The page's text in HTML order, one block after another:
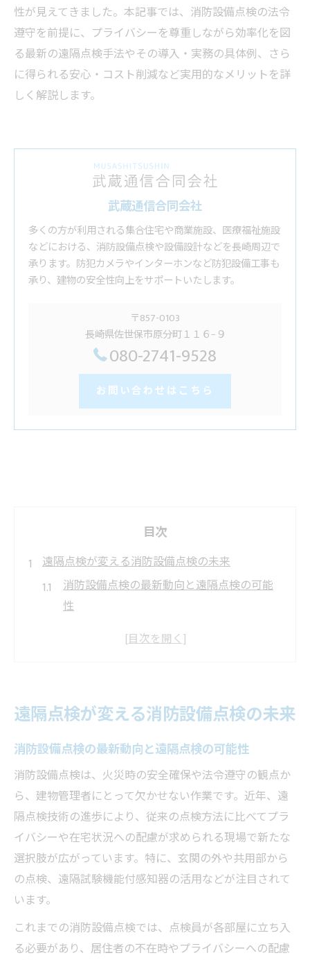
性が見えてきました。本記事では、消防設備点検の法令
遵守を前提に、プライバシーを尊重しながら効率化を図
る最新の遠隔点検手法やその導入・実務の具体例、さら
に得られる安心・コスト削減など実用的なメリットを詳
しく解説します。
武蔵通信合同会社
多くの方が利用される集合住宅や商業施設、医療福祉施設
などにおける、消防設備点検や設備設計などを長崎周辺で
承ります。防犯カメラやインターホンなど防犯設備工事も
承り、建物の安全性向上をサポートいたします。
〒857-0103
長崎県佐世保市原分町１１６−９
080-2741-9528
お問い合わせはこちら
目次
遠隔点検が変える消防設備点検の未来
消防設備点検の最新動向と遠隔点検の可能
性
遠隔点検導入で建物管理がどう変わるか
消防設備点検のデジタル化で得られる安心
感
プライバシー重視の新時代点検方法とは
消防設備点検でプライバシーを守る工夫と
実例
遠隔点検が叶える居住者の安心と快適さ
玄関外からできる消防設備点検の実際
プライバシー配慮型消防設備点検の導入方
点検時に部屋へ入らない新しい手法の特徴
留守中でも安心できる消防設備点検の実践例
遠隔点検が変える消防設備点検の未来
消防設備点検の最新動向と遠隔点検の可能性
消防設備点検は、火災時の安全確保や法令遵守の観点か
ら、建物管理者にとって欠かせない作業です。近年、遠
隔点検技術の進歩により、従来の点検方法に比べてプラ
イバシーや在宅状況への配慮が求められる現場で新たな
選択肢が広がっています。特に、玄関の外や共用部から
の点検、遠隔試験機能付感知器の活用などが注目されて
います。
これまでの消防設備点検では、点検員が各部屋に立ち入
る必要があり、居住者の不在時やプライバシーへの配慮